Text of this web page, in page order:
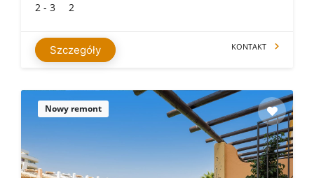
2 - 3 2
Szczegóły KONTAKT
Nowy remont